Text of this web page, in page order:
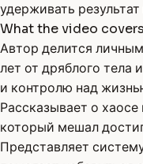
удерживать
What the video covers
Автор делится
лет от дряблого тела
и контролю над
Рассказывает о
который мешал
Представляет